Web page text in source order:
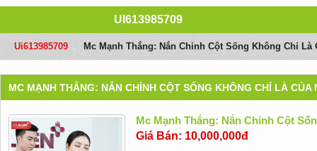
UI613985709
Ui613985709 Mc Mạnh Thắng: Nắn Chỉnh Cột Sống Không Chỉ Là
MC MẠNH THẮNG: NẮN CHỈNH CỘT SỐNG KHÔNG CHỈ LÀ CỦA
Mc Mạnh Thắng: Nắn Chỉnh Cột
Giá Bán: 10,000,000đ